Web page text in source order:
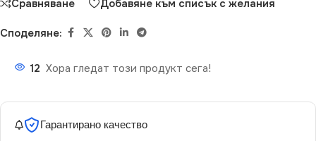
Сравняване Добавяне към списък с желания
Споделяне:
12 Хора гледат този продукт сега!
Гарантирано качество